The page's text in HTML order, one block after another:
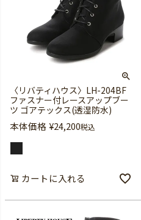
〈リバティハウス〉LH-204BF
ファスナー付レースアップブー
ツ ゴアテックス(透湿防水)
本体価格 ¥24,200税込
カートに入れる